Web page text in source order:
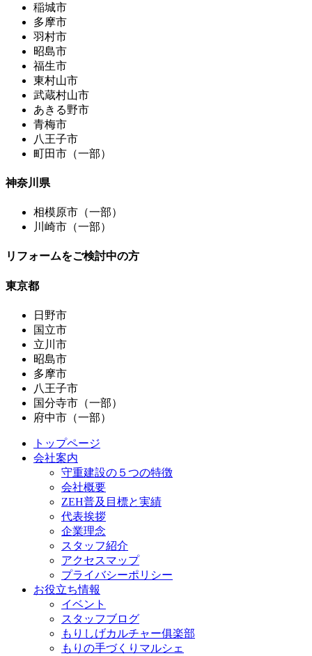
稲城市
多摩市
羽村市
昭島市
福生市
東村山市
武蔵村山市
あきる野市
青梅市
八王子市
町田市（一部）
神奈川県
相模原市（一部）
川崎市（一部）
リフォームをご検討中の方
東京都
日野市
国立市
立川市
昭島市
多摩市
八王子市
国分寺市（一部）
府中市（一部）
トップページ
会社案内
守重建設の５つの特徴
会社概要
ZEH普及目標と実績
代表挨拶
企業理念
スタッフ紹介
アクセスマップ
プライバシーポリシー
お役立ち情報
イベント
スタッフブログ
もりしげカルチャー俱楽部
もりの手づくりマルシェ